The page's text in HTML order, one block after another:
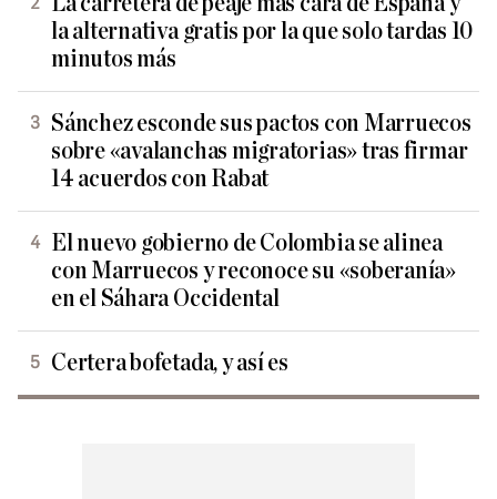
la alternativa gratis por la que solo tardas 10
minutos más
Sánchez esconde sus pactos con Marruecos
sobre «avalanchas migratorias» tras firmar
14 acuerdos con Rabat
El nuevo gobierno de Colombia se alinea
con Marruecos y reconoce su «soberanía»
en el Sáhara Occidental
Certera bofetada, y así es